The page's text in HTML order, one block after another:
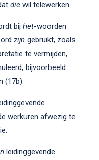
die wil telewerken.
bij het-woorden
zijn gebruikt, zoals
te vermijden,
bijvoorbeeld
(17b).
werkuren afwezig te
leidinggevende